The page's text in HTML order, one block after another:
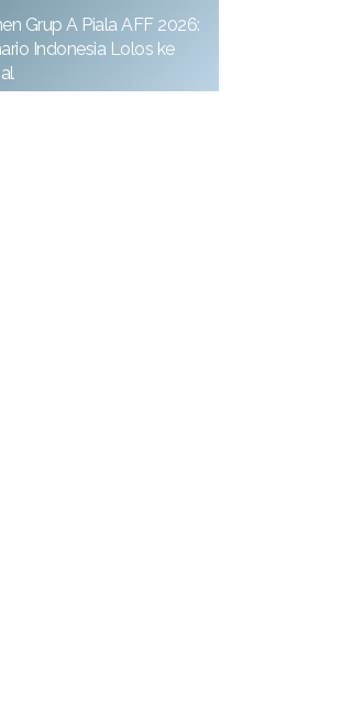
Grup A Piala AFF 2026:
Indonesia Lolos ke